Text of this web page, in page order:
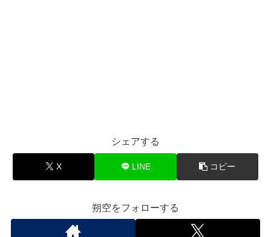
シェアする
X LINE コピー
朔空をフォローする